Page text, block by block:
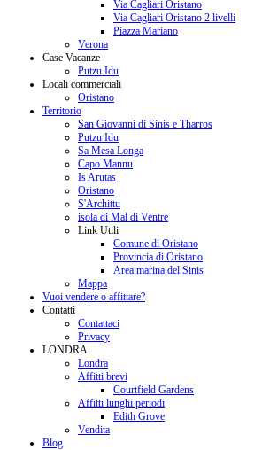
Via Cagliari Oristano
Via Cagliari Oristano 2 livelli
Piazza Mariano
Verona
Case Vacanze
Putzu Idu
Locali commerciali
Oristano
Territorio
San Giovanni di Sinis e Tharros
Putzu Idu
Sa Mesa Longa
Capo Mannu
Is Arutas
Oristano
S'Archittu
isola di Mal di Ventre
Link Utili
Comune di Oristano
Provincia di Oristano
Area marina del Sinis
Mappa
Vuoi vendere o affittare?
Contatti
Contattaci
Privacy
LONDRA
Londra
Affitti brevi
Courtfield Gardens
Affitti lunghi periodi
Edith Grove
Vendita
Blog